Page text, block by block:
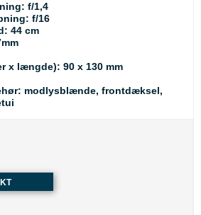
f/1,4
f/16
44 cm
x længde): 90 x 130 mm
modlysblænde, frontdæksel,